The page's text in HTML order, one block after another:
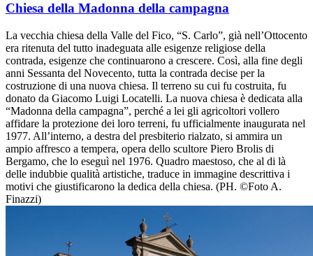
Chiesa della Madonna della campagna
La vecchia chiesa della Valle del Fico, “S. Carlo”, già nell’Ottocento
era ritenuta del tutto inadeguata alle esigenze religiose della
contrada, esigenze che continuarono a crescere. Così, alla fine degli
anni Sessanta del Novecento, tutta la contrada decise per la
costruzione di una nuova chiesa. Il terreno su cui fu costruita, fu
donato da Giacomo Luigi Locatelli. La nuova chiesa è dedicata alla
“Madonna della campagna”, perché a lei gli agricoltori vollero
affidare la protezione dei loro terreni, fu ufficialmente inaugurata nel
1977. All’interno, a destra del presbiterio rialzato, si ammira un
ampio affresco a tempera, opera dello scultore Piero Brolis di
Bergamo, che lo eseguì nel 1976. Quadro maestoso, che al di là
delle indubbie qualità artistiche, traduce in immagine descrittiva i
motivi che giustificarono la dedica della chiesa. (PH. ©Foto A.
Finazzi)